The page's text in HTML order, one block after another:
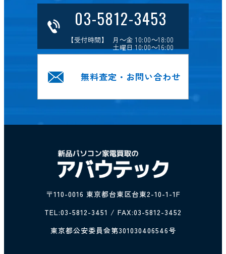
03-5812-3453
【受付時間】 月～金 10:00～18:00
土曜日 10:00～16:00
無料査定・お問い合わせ
〒110-0016 東京都台東区台東2-10-1-1F
TEL:03-5812-3451 / FAX:03-5812-3452
東京都公安委員会第301030406546号